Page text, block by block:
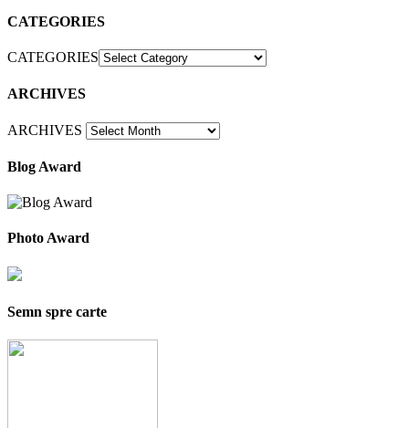
CATEGORIES
CATEGORIES
ARCHIVES
ARCHIVES
Blog Award
Photo Award
Semn spre carte